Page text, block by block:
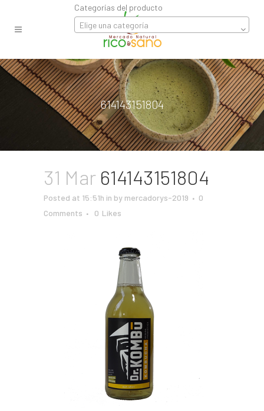
Categorías del producto
Elige una categoría
614143151804
31 Mar 614143151804
Posted at 15:51h in by mercadorys-2019
0
Comments
0 Likes